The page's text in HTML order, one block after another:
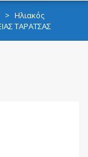
> Ηλιακός
ΤΑΡΑΤΣΑΣ